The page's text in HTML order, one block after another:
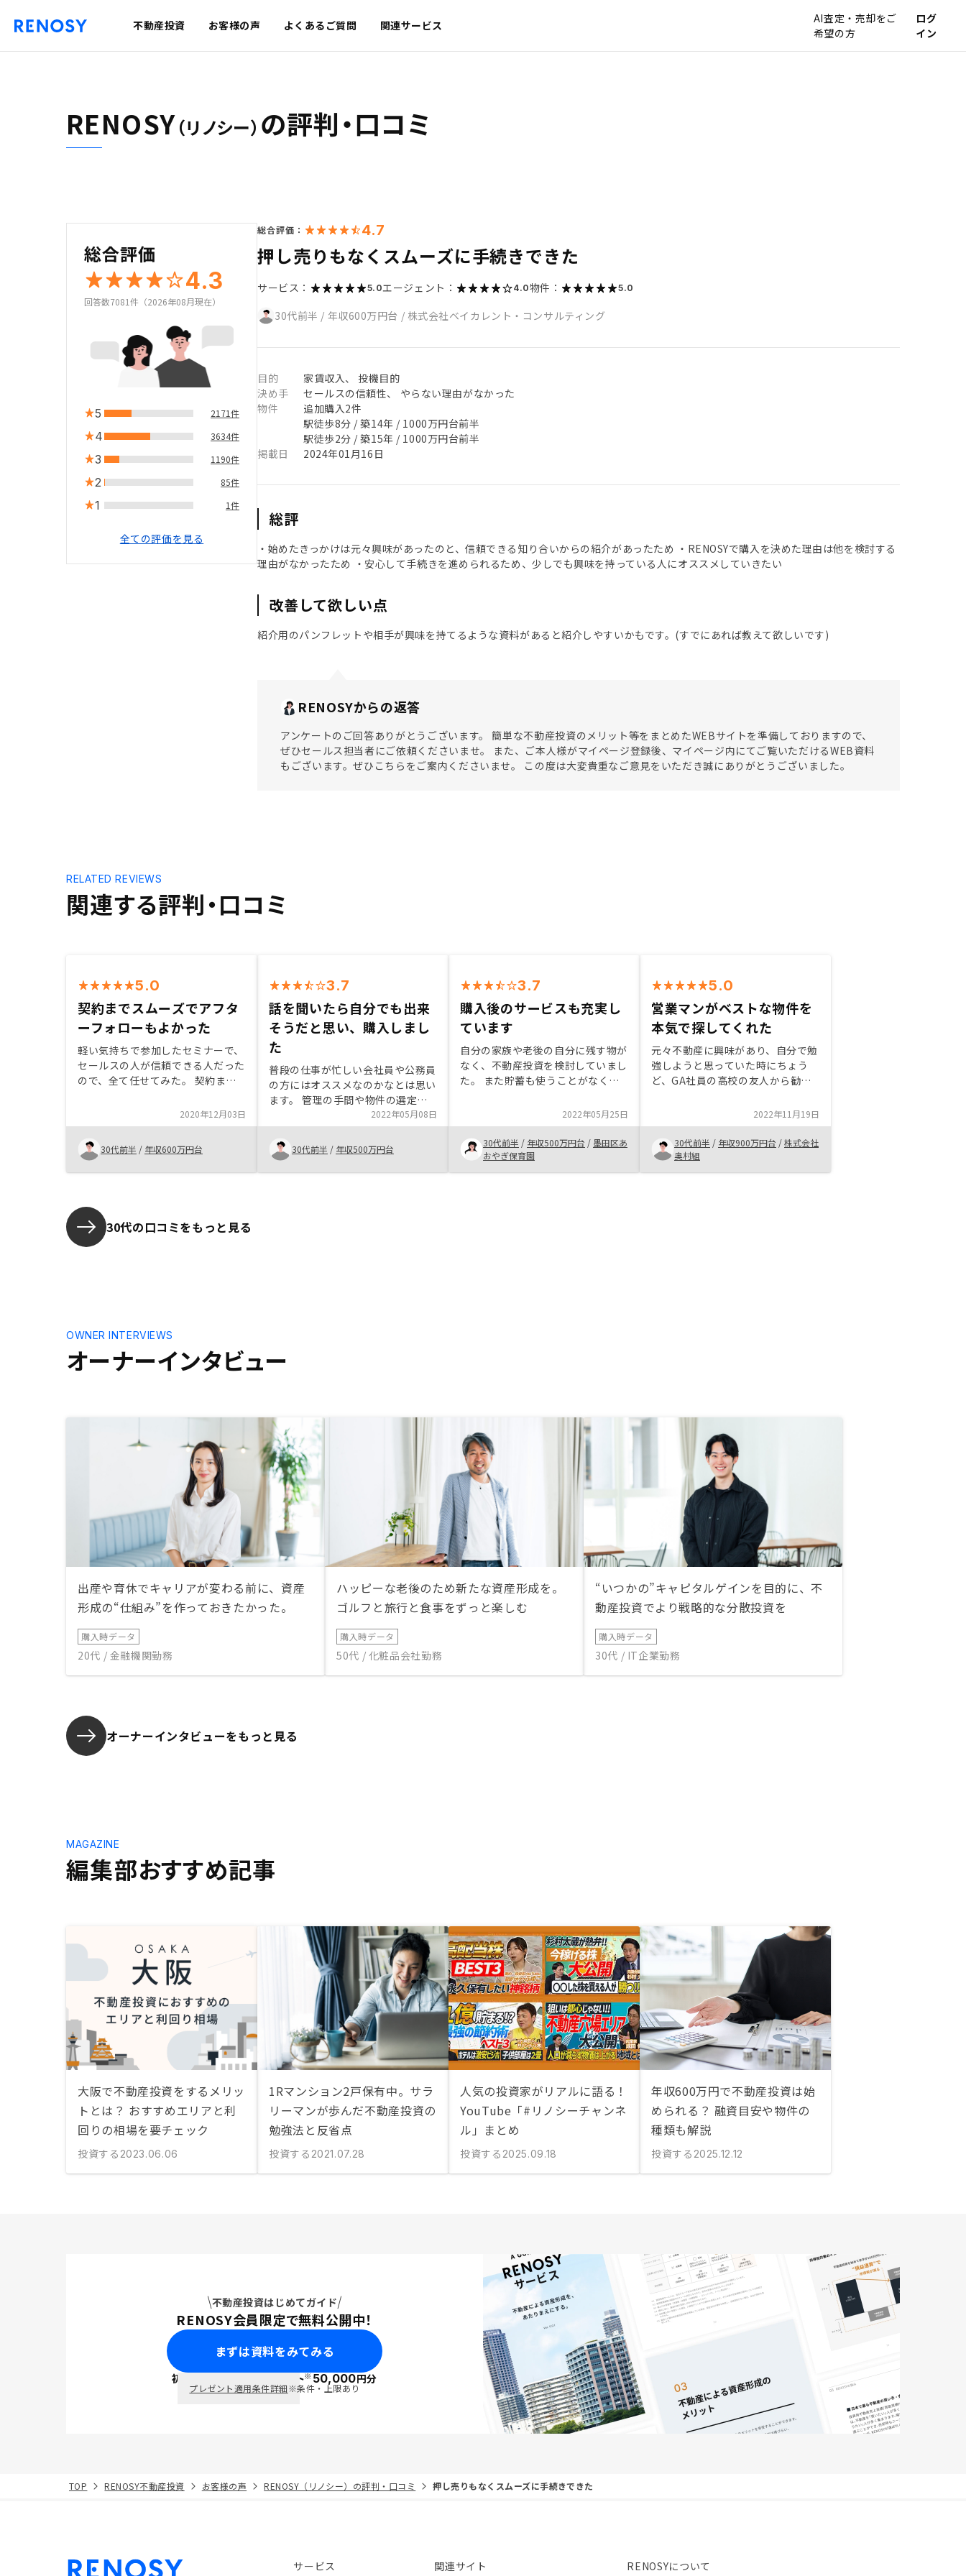
不動産投資 お客様の声 よくあるご質問 関連サービス
AI査定・売却をご
希望の方
ログ
イン
RENOSY（リノシー） の評判・口コミ
総合評価
4.3
回答数7081件（2026年08月現在）
5 2171件
4 3634件
3 1190件
2 85件
1 1件
全ての評価を見る
総合評価： 4.7
押し売りもなくスムーズに手続きできた
サービス： 5.0エージェント： 4.0物件： 5.0
30代前半 / 年収600万円台 / 株式会社ベイカレント・コンサルティング
目的
家賃収入、 投機目的
決め手
セールスの信頼性、 やらない理由がなかった
物件
追加購入2件
駅徒歩8分 / 築14年 / 1000万円台前半
駅徒歩2分 / 築15年 / 1000万円台前半
掲載日
2024年01月16日
総評
・始めたきっかけは元々興味があったのと、信頼できる知り合いからの紹介があったため ・RENOSYで購入を決めた理由は他を検討する
理由がなかったため ・安心して手続きを進められるため、少しでも興味を持っている人にオススメしていきたい
改善して欲しい点
紹介用のパンフレットや相手が興味を持てるような資料があると紹介しやすいかもです。(すでにあれば教えて欲しいです)
RENOSYからの返答
アンケートのご回答ありがとうございます。 簡単な不動産投資のメリット等をまとめたWEBサイトを準備しておりますので、
ぜひセールス担当者にご依頼くださいませ。 また、ご本人様がマイページ登録後、マイページ内にてご覧いただけるWEB資料
もございます。ぜひこちらをご案内くださいませ。 この度は大変貴重なご意見をいただき誠にありがとうございました。
関連する評判・口コミ
RELATED REVIEWS
5.0
契約までスムーズでアフタ
ーフォローもよかった
軽い気持ちで参加したセミナーで、
セールスの人が信頼できる人だった
ので、全て任せてみた。 契約まで
があっても丁寧に説明頂き、アフタ
ーフォローもとても良かった。
2020年12月03日
30代前半 / 年収600万円台
3.7
話を聞いたら自分でも出来
そうだと思い、購入しまし
た
普段の仕事が忙しい会社員や公務員
の方にはオススメなのかなとは思い
ます。 管理の手間や物件の選定な
どほぼほぼお任せできてしまうので
そこは自分もオススメだと思いま
す。 ただ、不動産投資で毎月利益
を出したいって方にはオススメ出来
ないと思います。 リノシーさんの
理解が早いのかなとは思います。
2022年05月08日
30代前半 / 年収500万円台
3.7
購入後のサービスも充実し
ています
自分の家族や老後の自分に残す物が
なく、不動産投資を検討していまし
た。 また貯蓄も使うことがなく銀
め、運用ができないかと考えていま
した。 大変な手続きなど担当の
方々が丁寧にわかりやすく進めてく
れたのでスムーズに手続きが行えま
した。
2022年05月25日
30代前半 / 年収500万円台 / 墨田区あ
おやぎ保育園
5.0
営業マンがベストな物件を
本気で探してくれた
元々不動産に興味があり、自分で勉
強しようと思っていた時にちょう
ど、GA社員の高校の友人から勧め
得できたので、即購入に至りまし
た。手続き中、ほとんどリモートだ
ったので、移動が無く楽でした。私
の仕事柄に合わせ、夜中に対応して
くれたので、助かりました。
2022年11月19日
30代前半 / 年収900万円台 /株式会社
奥村組
30代の口コミをもっと見る
オーナーインタビュー
OWNER INTERVIEWS
出産や育休でキャリアが変わる前に、資産
形成の“仕組み”を作っておきたかった。
購入時データ
20代 / 金融機関勤務
ハッピーな老後のため新たな資産形成を。
ゴルフと旅行と食事をずっと楽しむ
購入時データ
50代 / 化粧品会社勤務
“いつかの”キャピタルゲインを目的に、不
動産投資でより戦略的な分散投資を
購入時データ
30代 / IT企業勤務
オーナーインタビューをもっと見る
編集部おすすめ記事
MAGAZINE
大阪で不動産投資をするメリッ
トとは？ おすすめエリアと利
回りの相場を要チェック
投資する 2023.06.06
1Rマンション2戸保有中。サラ
リーマンが歩んだ不動産投資の
勉強法と反省点
投資する 2021.07.28
人気の投資家がリアルに語る！
YouTube「#リノシーチャンネ
ル」まとめ
投資する 2025.09.18
年収600万円で不動産投資は始
められる？ 融資目安や物件の
種類も解説
投資する 2025.12.12
不動産投資はじめてガイド
RENOSY会員限定で無料公開中！
まずは資料をみてみる
初回面談で ポイント※50,000円分
プレゼント適用条件詳細※条件・上限あり
TOP RENOSY不動産投資 お客様の声 RENOSY（リノシー）の評判・口コミ 押し売りもなくスムーズに手続きできた
サービス
関連サイト
RENOSYについて